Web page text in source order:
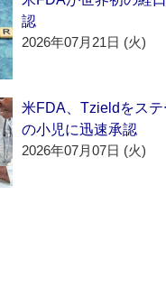
認
2026年07月21日 (火)
米FDA、Tzieldをス
の小児に迅速承認
2026年07月07日 (火)